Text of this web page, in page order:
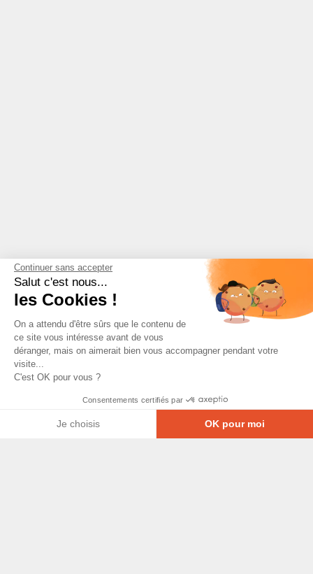
Continuer sans accepter
Salut c'est nous...
les Cookies !
On a attendu d'être sûrs que le contenu de
ce site vous intéresse avant de vous
déranger, mais on aimerait bien vous accompagner pendant votre
visite...
C'est OK pour vous ?
Consentements certifiés par
Je choisis OK pour moi